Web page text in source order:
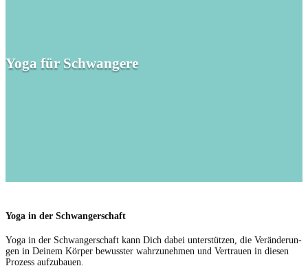
Yoga für Schwangere
Yoga in der Schwangerschaft
Yoga in der Schwanger­schaft kann Dich dabei unter­stützen, die Verän­derun­
gen in Deinem Kör­p­er bewusster wahrzunehmen und Ver­trauen in diesen
Prozess aufzubauen.